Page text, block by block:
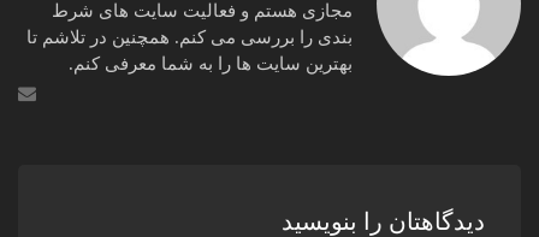
مجازی هستم و فعالیت سایت های شرط
بندی را بررسی می کنم. همچنین در تلاشم تا
بهترین سایت ها را به شما معرفی کنم.
دیدگاهتان را بنویسید